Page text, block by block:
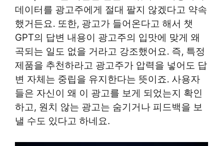
데이터를 광고주에게 절대 팔지 않겠다고 약속
했거든요. 또한, 광고가 들어온다고 해서 챗
GPT의 답변 내용이 광고주의 입맛에 맞게 왜
곡되는 일도 없을 거라고 강조했어요. 즉, 특정
제품을 추천하라고 광고주가 압력을 넣어도 답
변 자체는 중립을 유지한다는 뜻이죠. 사용자
들은 자신이 왜 이 광고를 보게 되었는지 확인
하고, 원치 않는 광고는 숨기거나 피드백을 보
낼 수도 있다고 하네요.